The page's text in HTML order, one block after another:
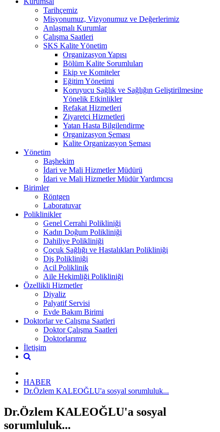
Tarihçemiz
Misyonumuz, Vizyonumuz ve Değerlerimiz
Anlaşmalı Kurumlar
Çalışma Saatleri
SKS Kalite Yönetim
Organizasyon Yapısı
Bölüm Kalite Sorumluları
Ekip ve Komiteler
Eğitim Yönetimi
Koruyucu Sağlık ve Sağlığın Geliştirilmesine
Yönelik Etkinlikler
Refakat Hizmetleri
Ziyaretçi Hizmetleri
Yatan Hasta Bilgilendirme
Organizasyon Şeması
Kalite Organizasyon Şeması
Yönetim
Başhekim
İdari ve Mali Hizmetler Müdürü
İdari ve Mali Hizmetler Müdür Yardımcısı
Birimler
Röntgen
Laboratuvar
Poliklinikler
Genel Cerrahi Polikliniği
Kadın Doğum Polikliniği
Dahiliye Polikliniği
Çocuk Sağlığı ve Hastalıkları Polikliniği
Diş Polikliniği
Acil Poliklinik
Aile Hekimliği Polikliniği
Özellikli Hizmetler
Diyaliz
Palyatif Servisi
Evde Bakım Birimi
Doktorlar ve Çalışma Saatleri
Doktor Çalışma Saatleri
Doktorlarımız
İletişim
HABER
Dr.Özlem KALEOĞLU'a sosyal sorumluluk...
Dr.Özlem KALEOĞLU'a sosyal
sorumluluk...